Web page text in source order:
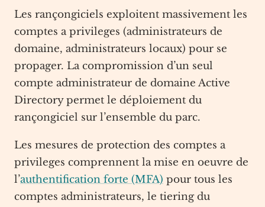
Les rançongiciels exploitent massivement les
comptes a privileges (administrateurs de
domaine, administrateurs locaux) pour se
propager. La compromission d’un seul
compte administrateur de domaine Active
Directory permet le déploiement du
rançongiciel sur l’ensemble du parc.
Les mesures de protection des comptes a
privileges comprennent la mise en oeuvre de
l’authentification forte (MFA) pour tous les
comptes administrateurs, le tiering du